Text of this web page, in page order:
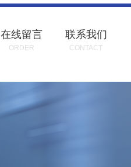
在线留言
ORDER
联系我们
CONTACT